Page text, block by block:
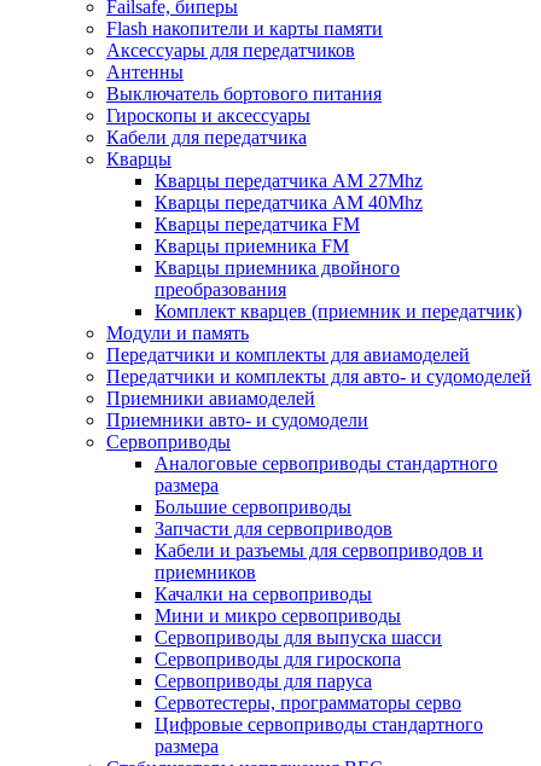
Failsafe, биперы
Flash накопители и карты памяти
Аксессуары для передатчиков
Антенны
Выключатель бортового питания
Гироскопы и аксессуары
Кабели для передатчика
Кварцы
Кварцы передатчика AM 27Mhz
Кварцы передатчика AM 40Mhz
Кварцы передатчика FM
Кварцы приемника FM
Кварцы приемника двойного
преобразования
Комплект кварцев (приемник и передатчик)
Модули и память
Передатчики и комплекты для авиамоделей
Передатчики и комплекты для авто- и судомоделей
Приемники авиамоделей
Приемники авто- и судомодели
Сервоприводы
Аналоговые сервоприводы стандартного
размера
Большие сервоприводы
Запчасти для сервоприводов
Кабели и разъемы для сервоприводов и
приемников
Качалки на сервоприводы
Мини и микро сервоприводы
Сервоприводы для выпуска шасси
Сервоприводы для гироскопа
Сервоприводы для паруса
Сервотестеры, программаторы серво
Цифровые сервоприводы стандартного
размера